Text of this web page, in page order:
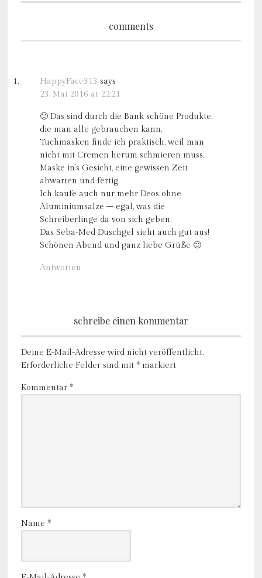
comments
HappyFace313 says
23. Mai 2016 at 22:21
🙂 Das sind durch die Bank schöne Produkte,
die man alle gebrauchen kann.
Tuchmasken finde ich praktisch, weil man
nicht mit Cremen herum schmieren muss.
Maske in’s Gesicht, eine gewissen Zeit
abwarten und fertig.
Ich kaufe auch nur mehr Deos ohne
Aluminiumsalze – egal, was die
Schreiberlinge da von sich geben.
Das Seba-Med Duschgel sieht auch gut aus!
Schönen Abend und ganz liebe Grüße 🙂
Antworten
schreibe einen kommentar
Deine E-Mail-Adresse wird nicht veröffentlicht.
Erforderliche Felder sind mit *markiert
Kommentar *
Name *